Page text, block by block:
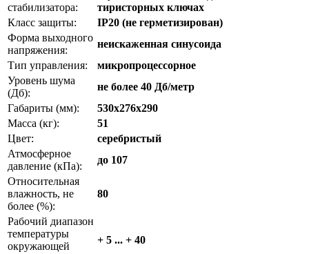
стабилизатора:
тиристорных ключах
Класс защиты:
IP20 (не герметизирован)
Форма выходного
напряжения:
неискаженная синусоида
Тип управления:
микропроцессорное
Уровень шума
(Дб):
не более 40 Дб/метр
Габариты (мм):
530x276x290
Масса (кг):
51
Цвет:
серебристый
Атмосферное
давление (кПа):
до 107
Относительная
влажность, не
более (%):
80
Рабочий диапазон
температуры
окружающей
+ 5 ... + 40